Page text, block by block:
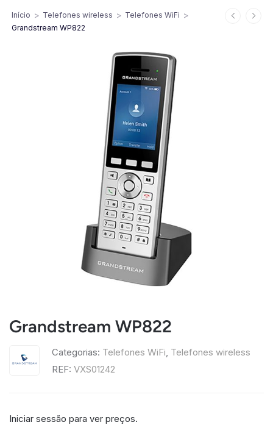
Início > Telefones wireless > Telefones WiFi >
Grandstream WP822
Grandstream WP822
Categorias: Telefones WiFi, Telefones wireless
REF: VXS01242
Iniciar sessão para ver preços.